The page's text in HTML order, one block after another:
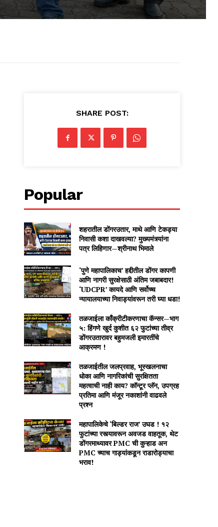
SHARE POST:
Popular
शहरातील डोंगरउतार, माथे आणि टेकड्या
निवासी कशा दाखवल्या? मुख्यमंत्र्यांना
पत्र लिहिणार—श्रीनाथ भिमाले
‘पुणे महापालिकाच’ हद्दीतील डोंगर कापणी
आणि नागरी सुरक्षेसाठी अंतिम जबाबदार!
‘UDCPR’ कायदे आणि सर्वोच्च
न्यायालयाच्या निवाड्यांवरून तरी घ्या धडा!
तळजाईला काँक्रीटीकरणाचा कॅन्सर—भाग
५: हिंगणे खुर्द कुशीत ६२ फुटांच्या तीव्र
डोंगरउतारावर बहुमजली इमारतींचे
आक्रमण !
तळजाईतील जलप्रवाह, भूस्खलनाचा
धोका आणि नागरिकांची सुरक्षितता
महत्वाची नाही काय? कॉन्टूर प्लॅन, उपग्रह
प्रतिमा आणि मंजूर नकाशांनी वाढवले
प्रश्न
महापालिकेचे ‘बिल्डर राज’ उघड ! १२
फुटांच्या रस्त्यावरून अवजड वाहतूक, थेट
डोंगरमाथ्यावर PMC ची कुऱ्हाड अन
PMC च्याच गाड्यांकडून राडारोड्याचा
भराव!